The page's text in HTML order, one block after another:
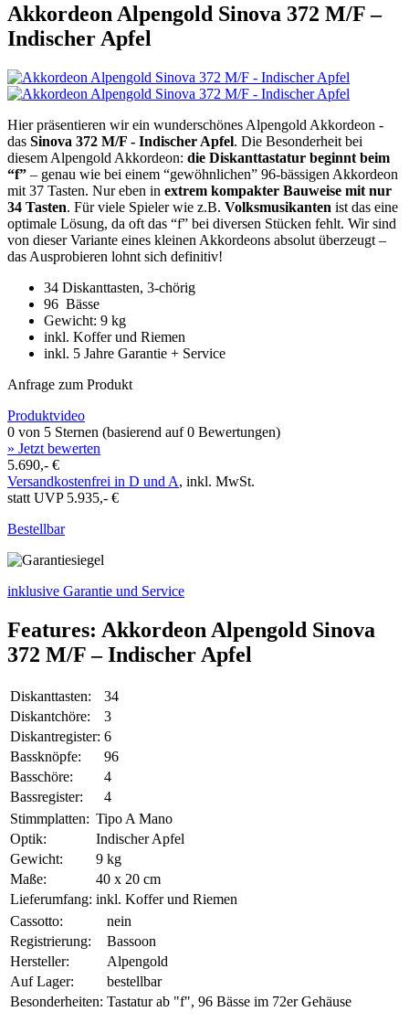
Akkordeon Alpengold Sinova 372 M/F –
Indischer Apfel
Hier präsentieren wir ein wunderschönes Alpengold Akkordeon -
das Sinova 372 M/F - Indischer Apfel. Die Besonderheit bei
diesem Alpengold Akkordeon: die Diskanttastatur beginnt beim
“f” – genau wie bei einem “gewöhnlichen” 96-bässigen Akkordeon
mit 37 Tasten. Nur eben in extrem kompakter Bauweise mit nur
34 Tasten. Für viele Spieler wie z.B. Volksmusikanten ist das eine
optimale Lösung, da oft das “f” bei diversen Stücken fehlt. Wir sind
von dieser Variante eines kleinen Akkordeons absolut überzeugt –
das Ausprobieren lohnt sich definitiv!
34 Diskanttasten, 3-chörig
96 Bässe
Gewicht: 9 kg
inkl. Koffer und Riemen
inkl. 5 Jahre Garantie + Service
Anfrage zum Produkt
Produktvideo
0 von 5 Sternen (basierend auf 0 Bewertungen)
» Jetzt bewerten
5.690,- €
Versandkostenfrei in D und A, inkl. MwSt.
statt UVP 5.935,- €
Bestellbar
inklusive Garantie und Service
Features: Akkordeon Alpengold Sinova
372 M/F – Indischer Apfel
Diskanttasten:
34
Diskantchöre:
3
Diskantregister: 6
Bassknöpfe:
96
Basschöre:
4
Bassregister:
4
Stimmplatten: Tipo A Mano
Optik:
Indischer Apfel
Gewicht:
9 kg
Maße:
40 x 20 cm
Lieferumfang: inkl. Koffer und Riemen
Cassotto:
nein
Registrierung:
Bassoon
Hersteller:
Alpengold
Auf Lager:
bestellbar
Besonderheiten: Tastatur ab "f", 96 Bässe im 72er Gehäuse